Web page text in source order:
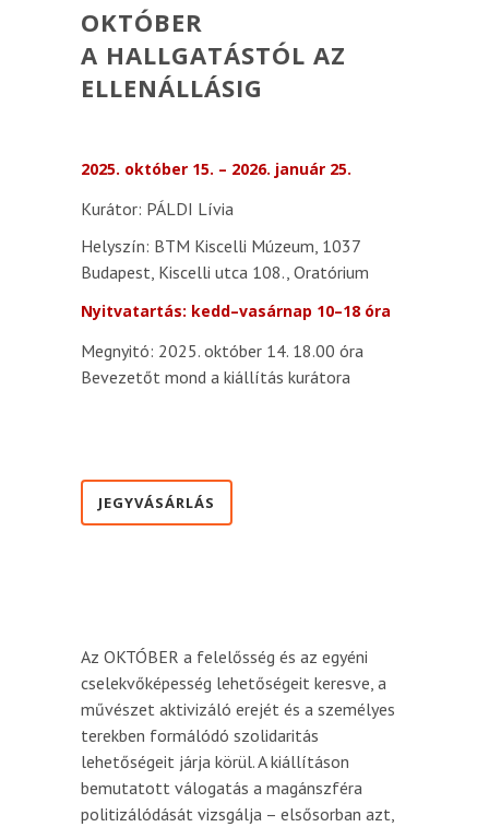
OKTÓBER
A HALLGATÁSTÓL AZ
ELLENÁLLÁSIG
2025. október 15. – 2026. január 25.
Kurátor: PÁLDI Lívia
Helyszín: BTM Kiscelli Múzeum, 1037
Budapest, Kiscelli utca 108., Oratórium
Nyitvatartás: kedd–vasárnap 10–18 óra
Megnyitó: 2025. október 14. 18.00 óra
Bevezetőt mond a kiállítás kurátora
JEGYVÁSÁRLÁS
Az OKTÓBER a felelősség és az egyéni
cselekvőképesség lehetőségeit keresve, a
művészet aktivizáló erejét és a személyes
terekben formálódó szolidaritás
lehetőségeit járja körül. A kiállításon
bemutatott válogatás a magánszféra
politizálódását vizsgálja – elsősorban azt,